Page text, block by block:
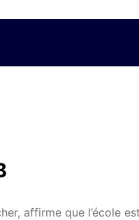
affirme que l’école